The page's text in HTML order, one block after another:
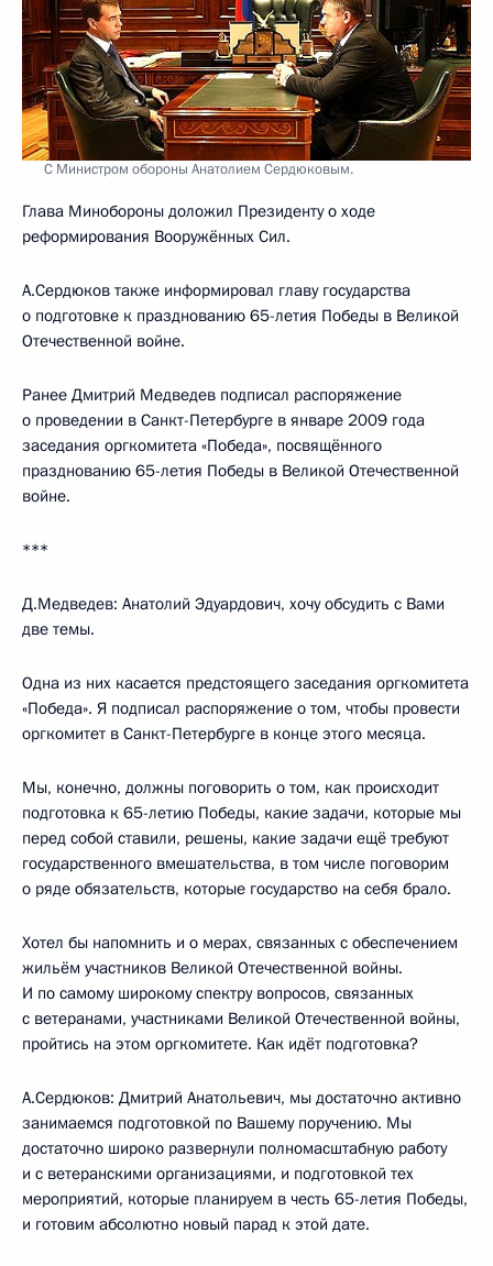
С Министром обороны Анатолием Сердюковым.
Глава Минобороны доложил Президенту о ходе
реформирования Вооружённых Сил.
А.Сердюков также информировал главу государства
о подготовке к празднованию 65-летия Победы в Великой
Отечественной войне.
Ранее Дмитрий Медведев подписал распоряжение
о проведении в Санкт-Петербурге в январе 2009 года
заседания оргкомитета «Победа», посвящённого
празднованию 65-летия Победы в Великой Отечественной
войне.
***
Д.Медведев: Анатолий Эдуардович, хочу обсудить с Вами
две темы.
Одна из них касается предстоящего заседания оргкомитета
«Победа». Я подписал распоряжение о том, чтобы провести
оргкомитет в Санкт-Петербурге в конце этого месяца.
Мы, конечно, должны поговорить о том, как происходит
подготовка к 65-летию Победы, какие задачи, которые мы
перед собой ставили, решены, какие задачи ещё требуют
государственного вмешательства, в том числе поговорим
о ряде обязательств, которые государство на себя брало.
Хотел бы напомнить и о мерах, связанных с обеспечением
жильём участников Великой Отечественной войны.
И по самому широкому спектру вопросов, связанных
с ветеранами, участниками Великой Отечественной войны,
пройтись на этом оргкомитете. Как идёт подготовка?
А.Сердюков: Дмитрий Анатольевич, мы достаточно активно
занимаемся подготовкой по Вашему поручению. Мы
достаточно широко развернули полномасштабную работу
и с ветеранскими организациями, и подготовкой тех
мероприятий, которые планируем в честь 65-летия Победы,
и готовим абсолютно новый парад к этой дате.